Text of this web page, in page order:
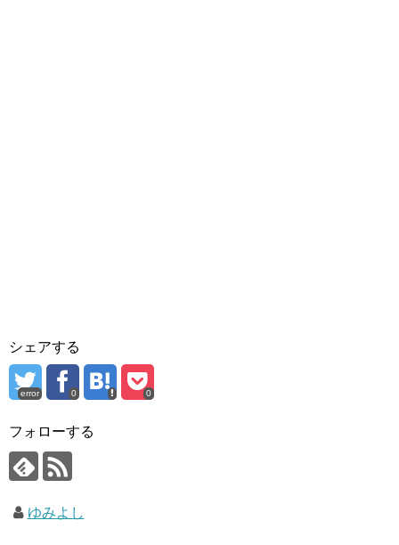
シェアする
error 0 0
フォローする
ゆみよし